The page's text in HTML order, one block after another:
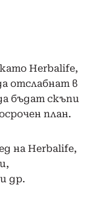
Herbalife,
отслабнат в
бъдат скъпи
план.
на Herbalife,
др.